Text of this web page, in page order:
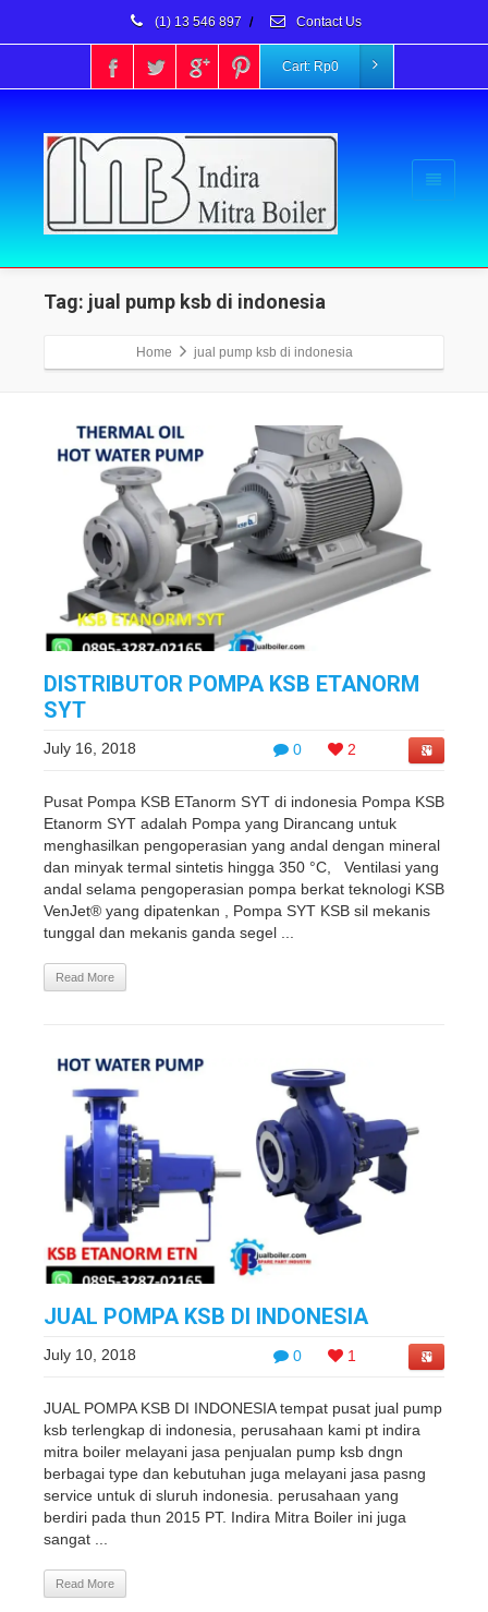
(1) 13 546 897 / Contact Us
Cart: Rp0
Tag: jual pump ksb di indonesia
Home jual pump ksb di indonesia
DISTRIBUTOR POMPA KSB ETANORM
SYT
0 2
July 16, 2018
Pusat Pompa KSB ETanorm SYT di indonesia Pompa KSB
Etanorm SYT adalah Pompa yang Dirancang untuk
menghasilkan pengoperasian yang andal dengan mineral
dan minyak termal sintetis hingga 350 °C, Ventilasi yang
andal selama pengoperasian pompa berkat teknologi KSB
VenJet® yang dipatenkan , Pompa SYT KSB sil mekanis
tunggal dan mekanis ganda segel ...
Read More
JUAL POMPA KSB DI INDONESIA
0 1
July 10, 2018
JUAL POMPA KSB DI INDONESIA tempat pusat jual pump
ksb terlengkap di indonesia, perusahaan kami pt indira
mitra boiler melayani jasa penjualan pump ksb dngn
berbagai type dan kebutuhan juga melayani jasa pasng
service untuk di sluruh indonesia. perusahaan yang
berdiri pada thun 2015 PT. Indira Mitra Boiler ini juga
sangat ...
Read More